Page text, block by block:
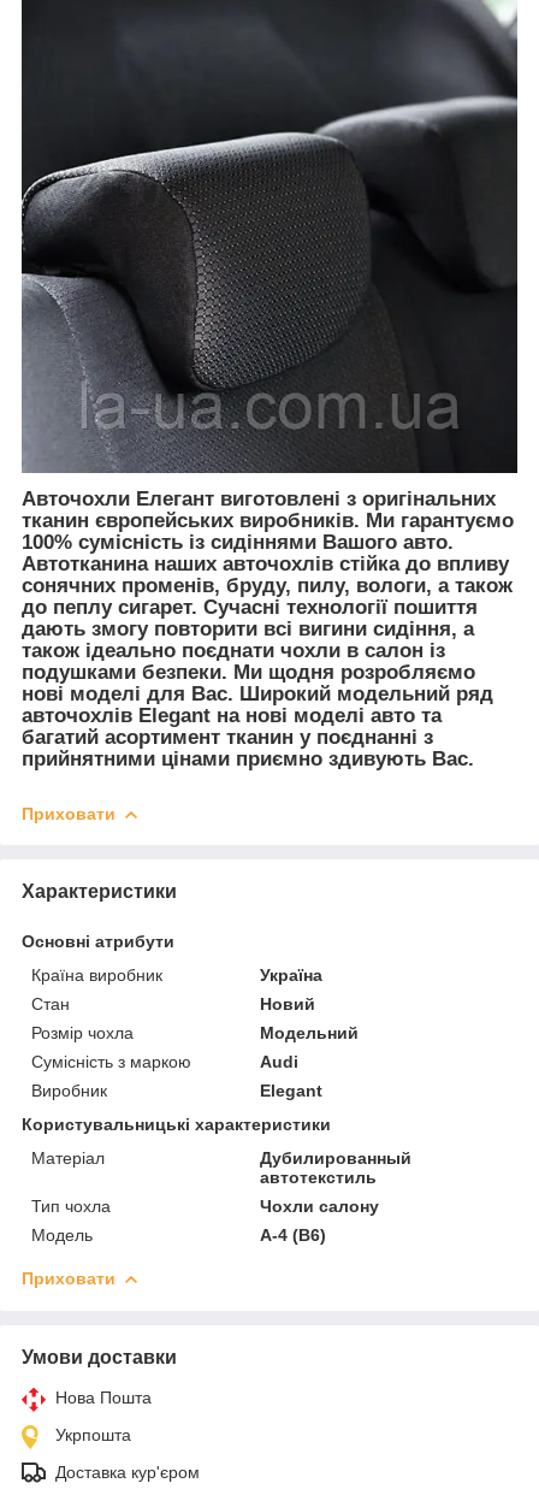
Авточохли Елегант виготовлені з оригінальних
тканин європейських виробників. Ми гарантуємо
100% сумісність із сидіннями Вашого авто.
Автотканина наших авточохлів стійка до впливу
сонячних променів, бруду, пилу, вологи, а також
до пеплу сигарет. Сучасні технології пошиття
дають змогу повторити всі вигини сидіння, а
також ідеально поєднати чохли в салон із
подушками безпеки. Ми щодня розробляємо
нові моделі для Вас. Широкий модельний ряд
авточохлів Elegant на нові моделі авто та
багатий асортимент тканин у поєднанні з
прийнятними цінами приємно здивують Вас.
Приховати
Характеристики
Основні атрибути
Країна виробник
Україна
Стан
Новий
Розмір чохла
Модельний
Сумісність з маркою
Audi
Виробник
Elegant
Користувальницькі характеристики
Матеріал
Дубилированный
автотекстиль
Тип чохла
Чохли салону
Модель
А-4 (B6)
Приховати
Умови доставки
Нова Пошта
Укрпошта
Доставка кур'єром